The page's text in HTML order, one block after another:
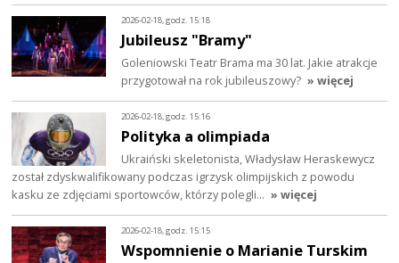
2026-02-18, godz. 15:18
Jubileusz "Bramy"
Goleniowski Teatr Brama ma 30 lat. Jakie atrakcje
przygotował na rok jubileuszowy? » więcej
2026-02-18, godz. 15:16
Polityka a olimpiada
Ukraiński skeletonista, Władysław Heraskewycz
został zdyskwalifikowany podczas igrzysk olimpijskich z powodu
kasku ze zdjęciami sportowców, którzy polegli… » więcej
2026-02-18, godz. 15:15
Wspomnienie o Marianie Turskim